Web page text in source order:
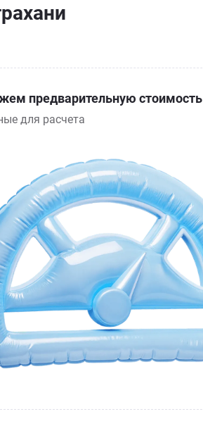
предварительную стоимость
для расчета